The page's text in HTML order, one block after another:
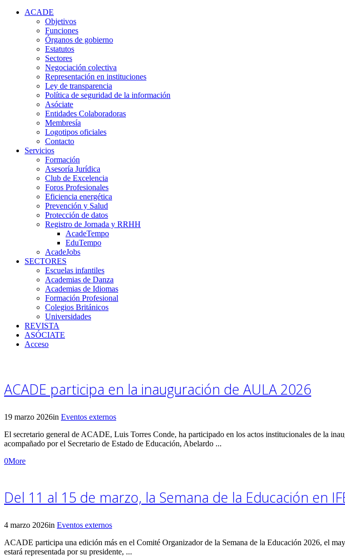
ACADE
Objetivos
Funciones
Órganos de gobierno
Estatutos
Sectores
Negociación colectiva
Representación en instituciones
Ley de transparencia
Política de seguridad de la información
Asóciate
Entidades Colaboradoras
Membresía
Logotipos oficiales
Contacto
Servicios
Formación
Asesoría Jurídica
Club de Excelencia
Foros Profesionales
Eficiencia energética
Prevención y Salud
Protección de datos
Registro de Jornada y RRHH
AcadeTempo
EduTempo
AcadeJobs
SECTORES
Escuelas infantiles
Academias de Danza
Academias de Idiomas
Formación Profesional
Colegios Británicos
Universidades
REVISTA
ASÓCIATE
Acceso
ACADE participa en la inauguración de AULA 2026
19 marzo 2026in Eventos externos
El secretario general de ACADE, Luis Torres Conde, ha participado en los actos institucionales de la
acompañado por el Secretario de Estado de Educación, Abelardo ...
0More
Del 11 al 15 de marzo, la Semana de la Educación en
4 marzo 2026in Eventos externos
ACADE participa una edición más en el Comité Organizador de la Semana de la Educación 2026, el
estará representada por su presidente, ...